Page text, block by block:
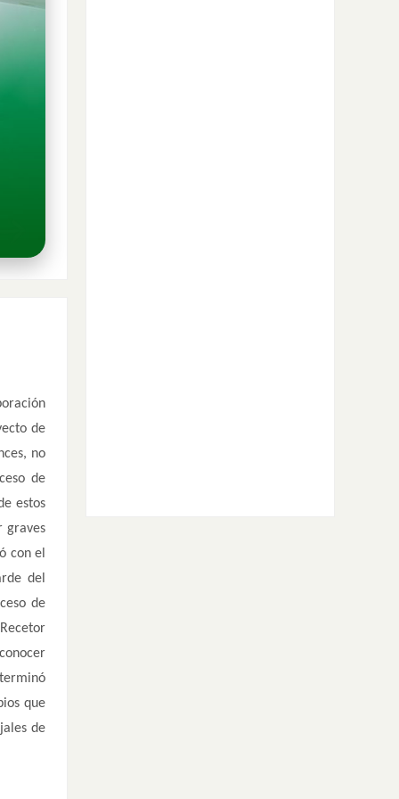
de
no
de
estos
graves
con el
del
de
que
de